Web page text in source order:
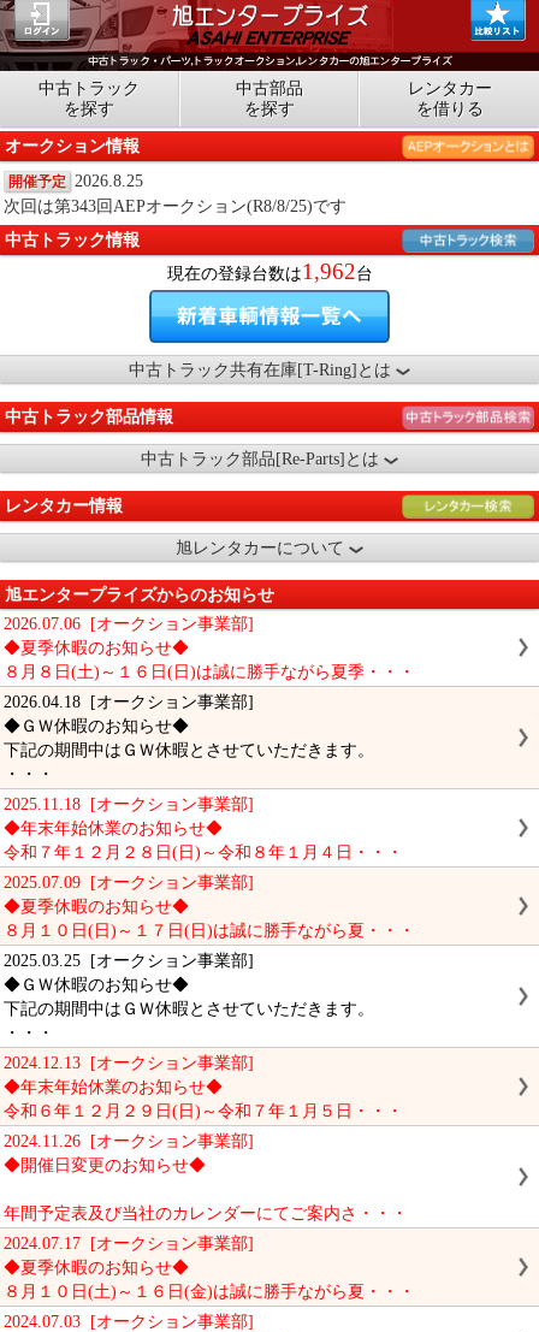
中古トラック
を探す
中古部品
を探す
レンタカー
を借りる
オークション情報
開催予定
2026.8.25
次回は第343回AEPオークション(R8/8/25)です
中古トラック情報
現在の登録台数は1,962台
中古トラック共有在庫[T-Ring]とは
中古トラック部品情報
中古トラック部品[Re-Parts]とは
レンタカー情報
旭レンタカーについて
旭エンタープライズからのお知らせ
2026.07.06 [オークション事業部]
◆夏季休暇のお知らせ◆
８月８日(土)～１６日(日)は誠に勝手ながら夏季・・・
2026.04.18 [オークション事業部]
◆ＧＷ休暇のお知らせ◆
下記の期間中はＧＷ休暇とさせていただきます。
・・・
2025.11.18 [オークション事業部]
◆年末年始休業のお知らせ◆
令和７年１２月２８日(日)～令和８年１月４日・・・
2025.07.09 [オークション事業部]
◆夏季休暇のお知らせ◆
８月１０日(日)～１７日(日)は誠に勝手ながら夏・・・
2025.03.25 [オークション事業部]
◆ＧＷ休暇のお知らせ◆
下記の期間中はＧＷ休暇とさせていただきます。
・・・
2024.12.13 [オークション事業部]
◆年末年始休業のお知らせ◆
令和６年１２月２９日(日)～令和７年１月５日・・・
2024.11.26 [オークション事業部]
◆開催日変更のお知らせ◆
年間予定表及び当社のカレンダーにてご案内さ・・・
2024.07.17 [オークション事業部]
◆夏季休暇のお知らせ◆
８月１０日(土)～１６日(金)は誠に勝手ながら夏・・・
2024.07.03 [オークション事業部]